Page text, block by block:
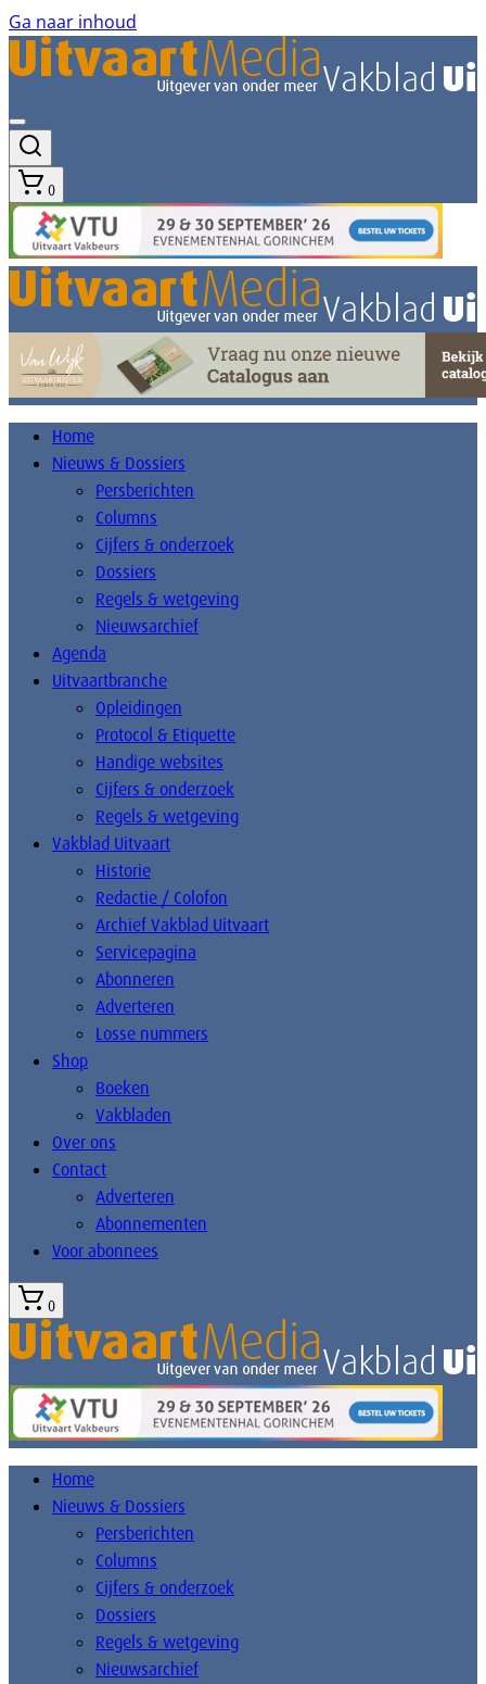
Ga naar inhoud
0
Home
Nieuws & Dossiers
Persberichten
Columns
Cijfers & onderzoek
Dossiers
Regels & wetgeving
Nieuwsarchief
Agenda
Uitvaartbranche
Opleidingen
Protocol & Etiquette
Handige websites
Cijfers & onderzoek
Regels & wetgeving
Vakblad Uitvaart
Historie
Redactie / Colofon
Archief Vakblad Uitvaart
Servicepagina
Abonneren
Adverteren
Losse nummers
Shop
Boeken
Vakbladen
Over ons
Contact
Adverteren
Abonnementen
Voor abonnees
0
Home
Nieuws & Dossiers
Persberichten
Columns
Cijfers & onderzoek
Dossiers
Regels & wetgeving
Nieuwsarchief